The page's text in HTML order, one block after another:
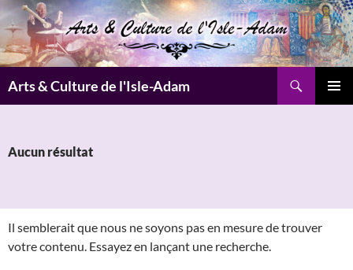
Aller
au
contenu
Arts & Culture de l'Isle-Adam
Aucun résultat
Il semblerait que nous ne soyons pas en mesure de trouver
votre contenu. Essayez en lançant une recherche.